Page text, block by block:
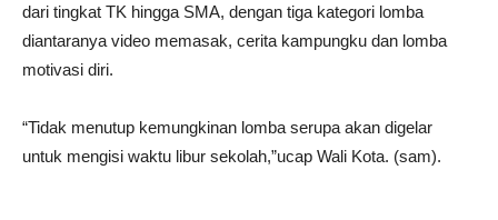
dari tingkat TK hingga SMA, dengan tiga kategori lomba
diantaranya video memasak, cerita kampungku dan lomba
motivasi diri.
“Tidak menutup kemungkinan lomba serupa akan digelar
untuk mengisi waktu libur sekolah,”ucap Wali Kota. (sam).